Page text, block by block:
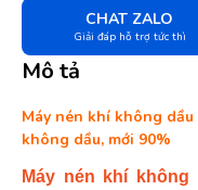
CHAT ZALO
Giải đáp hỗ trợ tức thì
Mô tả
Máy nén khí không
không dầu, mới 90%
Máy nén khí không